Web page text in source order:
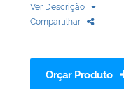
Ver Descrição
Compartilhar
Orçar Produto